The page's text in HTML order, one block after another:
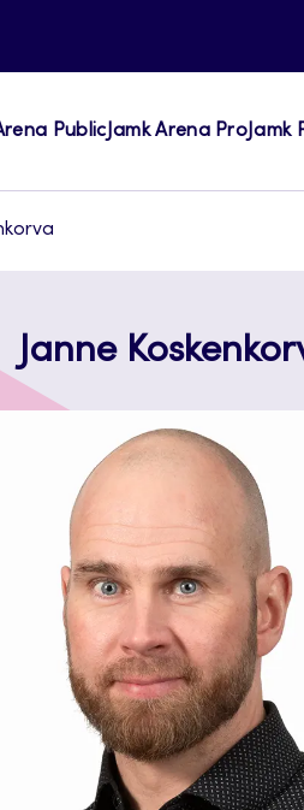
PublicJamk Arena Pro Jamk
Janne